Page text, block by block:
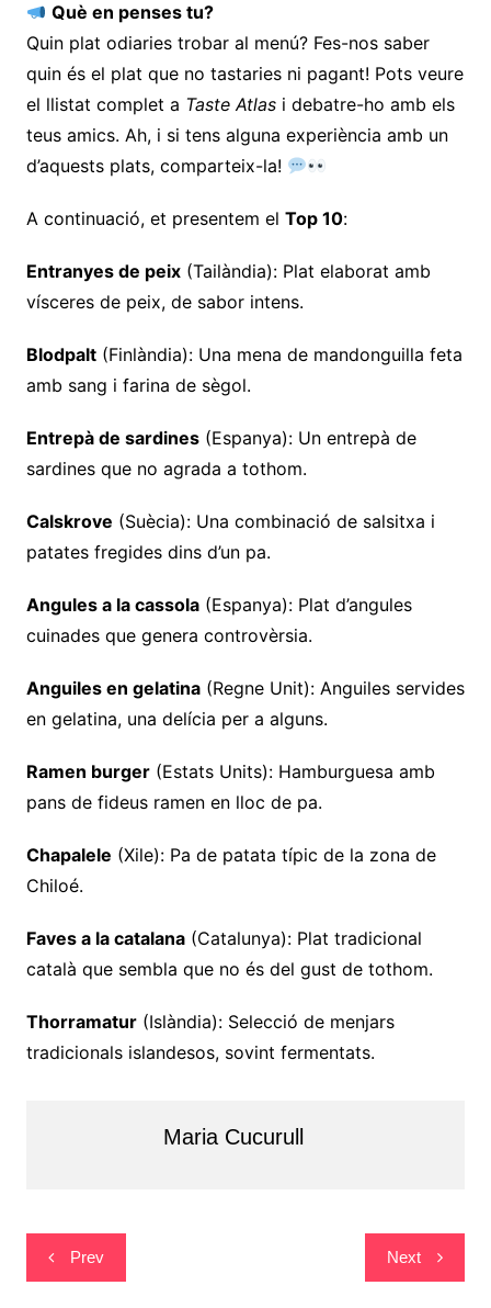
Què en penses tu?
Quin plat odiaries trobar al menú? Fes-nos saber
quin és el plat que no tastaries ni pagant! Pots veure
el llistat complet a Taste Atlasi debatre-ho amb els
teus amics. Ah, i si tens alguna experiència amb un
d’aquests plats, comparteix-la!
A continuació, et presentem el Top 10:
Entranyes de peix(Tailàndia): Plat elaborat amb
vísceres de peix, de sabor intens.
Blodpalt(Finlàndia): Una mena de mandonguilla feta
amb sang i farina de sègol.
Entrepà de sardines(Espanya): Un entrepà de
sardines que no agrada a tothom.
Calskrove (Suècia): Una combinació de salsitxa i
patates fregides dins d’un pa.
Angules a la cassola(Espanya): Plat d’angules
cuinades que genera controvèrsia.
Anguiles en gelatina(Regne Unit): Anguiles servides
en gelatina, una delícia per a alguns.
Ramen burger(Estats Units): Hamburguesa amb
pans de fideus ramen en lloc de pa.
Chapalele (Xile): Pa de patata típic de la zona de
Chiloé.
Faves a la catalana(Catalunya): Plat tradicional
català que sembla que no és del gust de tothom.
Thorramatur(Islàndia): Selecció de menjars
tradicionals islandesos, sovint fermentats.
Maria Cucurull
Navegació
d'entrades
Prev Next